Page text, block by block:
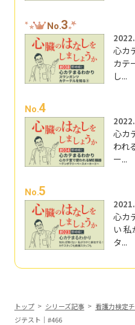
No.3
心カ
カテ
し...
No.4
心カ
われ
ー...
No.5
心カ
い
タ...
トップ シリーズ記事 看護力検定
ジテスト｜#466